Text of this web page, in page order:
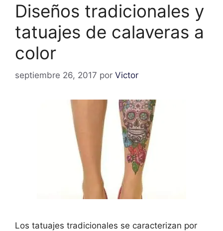
Diseños tradicionales y
tatuajes de calaveras a
color
septiembre 26, 2017 por Victor
Los tatuajes tradicionales se caracterizan por